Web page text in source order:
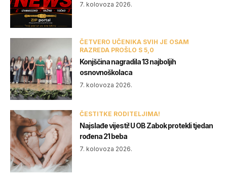
7. kolovoza 2026.
ČETVERO UČENIKA SVIH JE OSAM
RAZREDA PROŠLO S 5,0
Konjščina nagradila 13 najboljih
osnovnoškolaca
7. kolovoza 2026.
ČESTITKE RODITELJIMA!
Najslađe vijesti! U OB Zabok protekli tjedan
rođena 21 beba
7. kolovoza 2026.